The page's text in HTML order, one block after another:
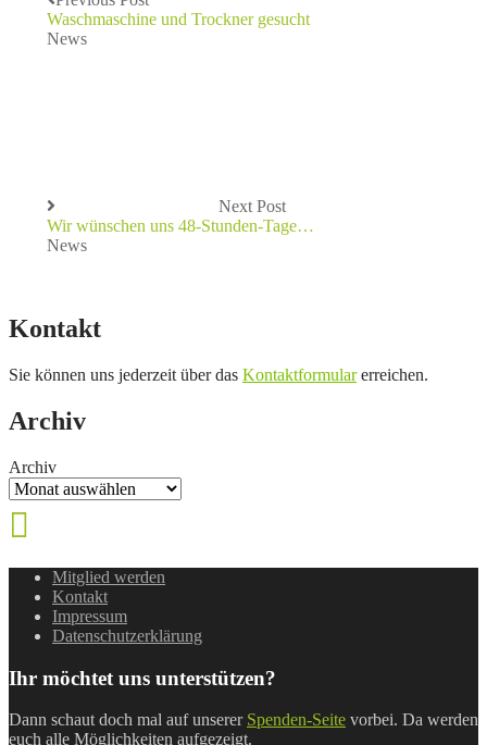
Waschmaschine und Trockner gesucht
News
Next Post
Wir wünschen uns 48-Stunden-Tage…
News
Kontakt
Sie können uns jederzeit über das Kontaktformularerreichen.
Archiv
Archiv
Mitglied werden
Kontakt
Impressum
Datenschutzerklärung
Ihr möchtet uns unterstützen?
Dann schaut doch mal auf unserer Spenden-Seite vorbei. Da werden
euch alle Möglichkeiten aufgezeigt.